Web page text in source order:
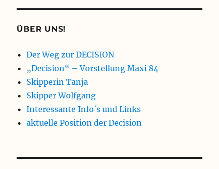
ÜBER UNS!
Der Weg zur DECISION
„Decision“ – Vorstellung Maxi 84
Skipperin Tanja
Skipper Wolfgang
Interessante Info´s und Links
aktuelle Position der Decision